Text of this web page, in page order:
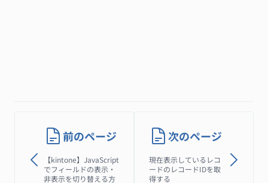
前のページ
【kintone】JavaScript
でフィールドの表示・
非表示を切り替える方
次のページ
現在表示しているレコ
ードのレコードIDを取
得する